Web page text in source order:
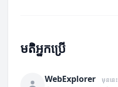
មតិអ្នកប្រើ
WebExplorer មុននេ